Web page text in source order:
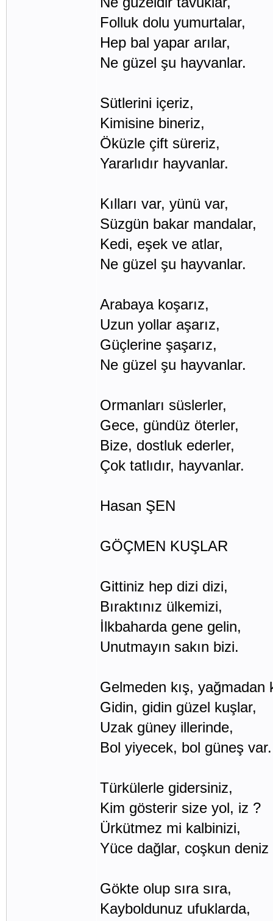
Folluk dolu yumurtalar,
Hep bal yapar arılar,
Ne güzel şu hayvanlar.
Sütlerini içeriz,
Kimisine bineriz,
Öküzle çift süreriz,
Yararlıdır hayvanlar.
Kılları var, yünü var,
Süzgün bakar mandalar,
Kedi, eşek ve atlar,
Ne güzel şu hayvanlar.
Arabaya koşarız,
Uzun yollar aşarız,
Güçlerine şaşarız,
Ne güzel şu hayvanlar.
Ormanları süslerler,
Gece, gündüz öterler,
Bize, dostluk ederler,
Çok tatlıdır, hayvanlar.
Hasan ŞEN
GÖÇMEN KUŞLAR
Gittiniz hep dizi dizi,
Bıraktınız ülkemizi,
İlkbaharda gene gelin,
Unutmayın sakın bizi.
Gelmeden kış, yağmadan
Gidin, gidin güzel kuşlar,
Uzak güney illerinde,
Bol yiyecek, bol güneş var.
Türkülerle gidersiniz,
Kim gösterir size yol, iz ?
Ürkütmez mi kalbinizi,
Yüce dağlar, coşkun deniz
Gökte olup sıra sıra,
Kayboldunuz ufuklarda,